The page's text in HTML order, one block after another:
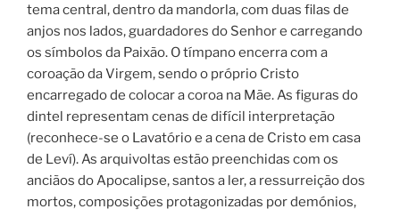
tema central, dentro da mandorla, com duas filas de
anjos nos lados, guardadores do Senhor e carregando
os símbolos da Paixão. O tímpano encerra com a
coroação da Virgem, sendo o próprio Cristo
encarregado de colocar a coroa na Mãe. As figuras do
dintel representam cenas de difícil interpretação
(reconhece-se o Lavatório e a cena de Cristo em casa
de Leví). As arquivoltas estão preenchidas com os
anciãos do Apocalipse, santos a ler, a ressurreição dos
mortos, composições protagonizadas por demónios,